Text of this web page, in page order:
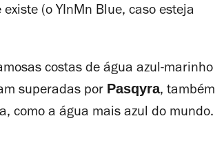
(o YInMn Blue, caso esteja
costas de água azul-marinho
superadas por Pasqyra, também
como a água mais azul do mundo.